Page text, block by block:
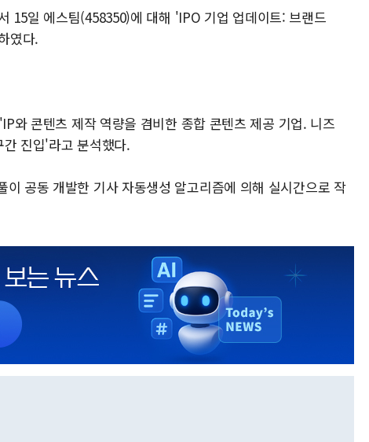
서울 중랑구 주택가서 흉기
추미애, '위안부' 피해자 기
인천 선재도 갯벌서 해루질
인천서 말다툼 중 어머니 흉
'화합' 꺼낸 김민석에 '뻔뻔'
15일 에스팀(458350)에 대해 'IPO 기업 업데이트: 브랜드
였다.
와 콘텐츠 제작 역량을 겸비한 종합 콘텐츠 제공 기업. 니즈
진입'라고 분석했다.
공동 개발한 기사 자동생성 알고리즘에 의해 실시간으로 작